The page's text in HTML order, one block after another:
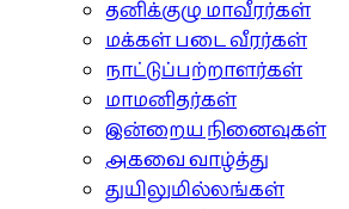
தனிக்குழு மாவீரர்கள்
மக்கள் படை வீரர்கள்
நாட்டுப்பற்றாளர்கள்
மாமனிதர்கள்
இன்றைய நினைவுகள்
அகவை வாழ்த்து
துயிலுமில்லங்கள்